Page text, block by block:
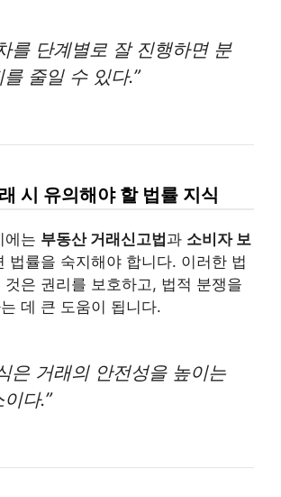
를 단계별로 잘 진행하면 분
줄일 수 있다.”
시 유의해야 할 법률 지식
에는 부동산 거래신고법과 소비자 보
법률을 숙지해야 합니다. 이러한 법
것은 권리를 보호하고, 법적 분쟁을
데 큰 도움이 됩니다.
은 거래의 안전성을 높이는
다.”